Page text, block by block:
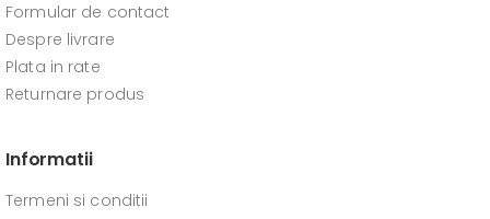
Formular de contact
Despre livrare
Plata in rate
Returnare produs
Informatii
Termeni si conditii